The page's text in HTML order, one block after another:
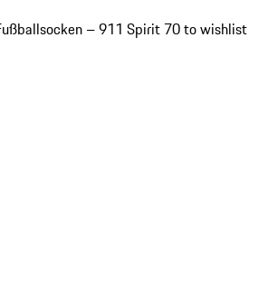
– 911 Spirit 70 to wishlist